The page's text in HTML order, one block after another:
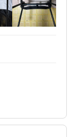
りぎり入りま
入れて持って
ーキング時に
ければ場所を